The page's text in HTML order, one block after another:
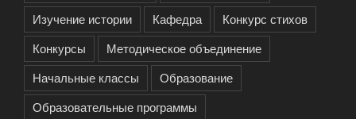
Изучение истории
Кафедра
Конкурс стихов
Конкурсы
Методическое объединение
Начальные классы
Образование
Образовательные программы